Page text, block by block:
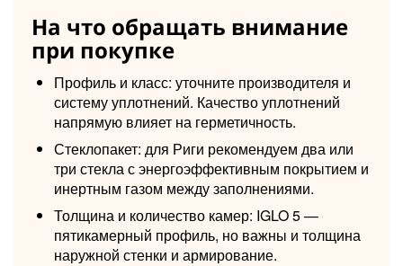
На что обращать внимание
при покупке
Профиль и класс: уточните производителя и
систему уплотнений. Качество уплотнений
напрямую влияет на герметичность.
Стеклопакет: для Риги рекомендуем два или
три стекла с энергоэффективным покрытием и
инертным газом между заполнениями.
Толщина и количество камер: IGLO 5 —
пятикамерный профиль, но важны и толщина
наружной стенки и армирование.